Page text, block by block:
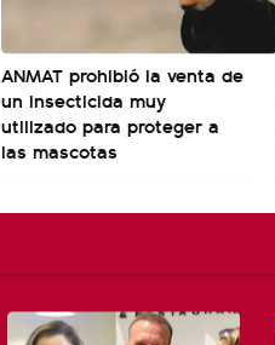
ANMAT prohibió la venta de
un insecticida muy
utilizado para proteger a
las mascotas